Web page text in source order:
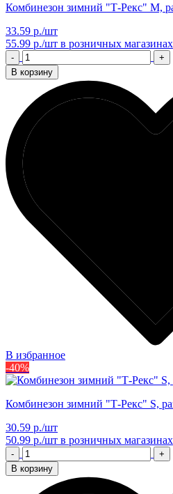
Комбинезон зимний "Т-Рекс" M,
33.59 р./шт
55.99 р./шт в розничных магазинах
-
+
В корзину
В избранное
-40%
Комбинезон зимний "Т-Рекс" S,
30.59 р./шт
50.99 р./шт в розничных магазинах
-
+
В корзину